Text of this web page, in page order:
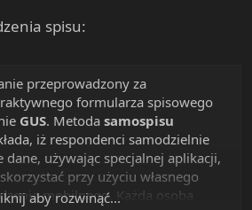
osób:
zawodowej – pracujący,
pracy,
spisu:
przeprowadzony za
formularza spisowego
GUS. Metoda samospisu
iż respondenci samodzielnie
dane, używając specjalnej aplikacji,
przy użyciu własnego
mobilnego. Każda osoba
aby rozwinąć...